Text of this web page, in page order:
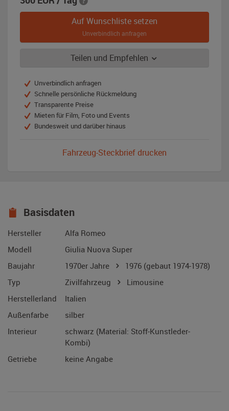
Auf Wunschliste setzen
Unverbindlich anfragen
Teilen und Empfehlen
Unverbindlich anfragen
Schnelle persönliche Rückmeldung
Transparente Preise
Mieten für Film, Foto und Events
Bundesweit und darüber hinaus
Fahrzeug-Steckbrief drucken
Basisdaten
Hersteller
Alfa Romeo
Modell
Giulia Nuova Super
Baujahr
1970er Jahre 1976 (gebaut 1974-1978)
Typ
Zivilfahrzeug
Limousine
Herstellerland
Italien
Außenfarbe
silber
Interieur
schwarz (Material: Stoff-Kunstleder-
Kombi)
Getriebe
keine Angabe